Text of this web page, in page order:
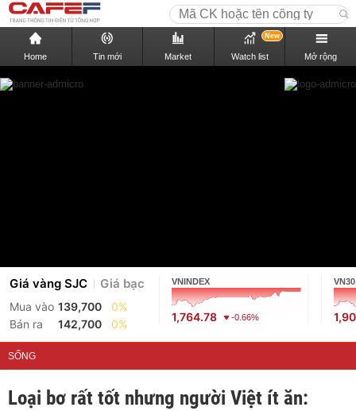
Home Tin mới Market Watch list
New
Mở rộng
Giá vàng SJC Giá bạc
Mua vào 139,700
0%
Bán ra
142,700 0%
VNINDEX
1,764.78 -0.66%
VN30
SỐNG
Loại bơ rất tốt nhưng người Việt ít ăn: